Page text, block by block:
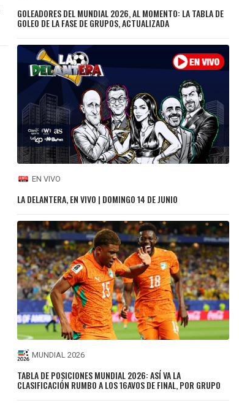
GOLEADORES DEL MUNDIAL 2026, AL MOMENTO: LA TABLA DE
GOLEO DE LA FASE DE GRUPOS, ACTUALIZADA
EN VIVO
LA DELANTERA, EN VIVO | DOMINGO 14 DE JUNIO
MUNDIAL 2026
TABLA DE POSICIONES MUNDIAL 2026: ASÍ VA LA
CLASIFICACIÓN RUMBO A LOS 16AVOS DE FINAL, POR GRUPO